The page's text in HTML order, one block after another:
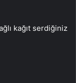
kağıt serdiğiniz